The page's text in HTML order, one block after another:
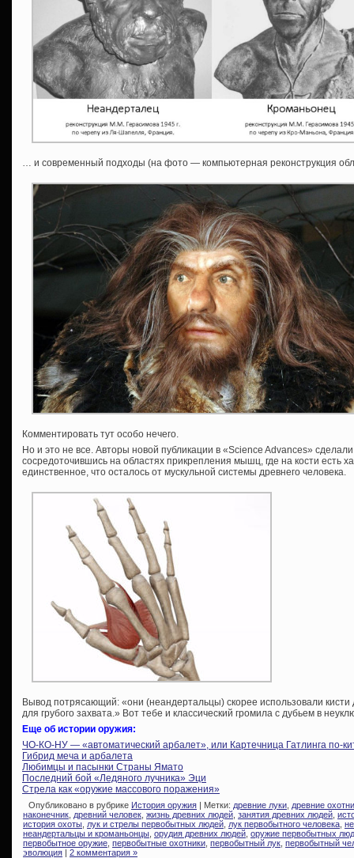
… и современный подходы (на фото — компьютерная реконструкция
Комментировать тут особо нечего.
Но и это не все. Авторы новой публикации в «Science Advances»
сосредоточившись на областях прикрепления мышц, где на кости есть
единственное, что осталось от мускульной системы древнего человека.
Вывод потрясающий: «они (неандертальцы) скорее использовали
для грубого захвата.» Вот тебе и классический громила с дубьем в
Еще об истории оружия:
ЧО-КО-НУ — «автоматический арбалет», или Картечница Гатлинга по-
Гибрид меча и арбалета
Любимцы и пасынки Страны Ямато
Последний бой «Ледяного лучника» Эци
Стрела как «оружие массового поражения»
Опубликовано в рубрике История оружия | Метки: древние луки древние
наконечник древний человек жизнь древних людей занятия древних людей
история охоты лук и стрелы первобытных людей лук первобытного человека
неандертальцы и кроманьонцы орудия древних людей оружие первобытных
первобытное оружие первобытные охотники первобытный лук первобытный
эволюция | 2 комментария »